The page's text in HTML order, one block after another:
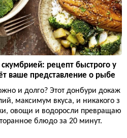
рецепт быстрого у
ваше представление о рыбе
и долго? Этот донбури докаж
максимум вкуса, и никакого з
овощи и водоросли превращаю
блюдо за 20 минут.